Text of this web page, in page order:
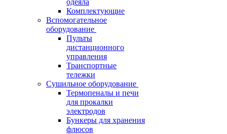
одеяла
Комплектующие
Вспомогательное
оборудование
Пульты
дистанционного
управления
Транспортные
тележки
Сушильное оборудование
Термопеналы и печи
для прокалки
электродов
Бункеры для хранения
флюсов